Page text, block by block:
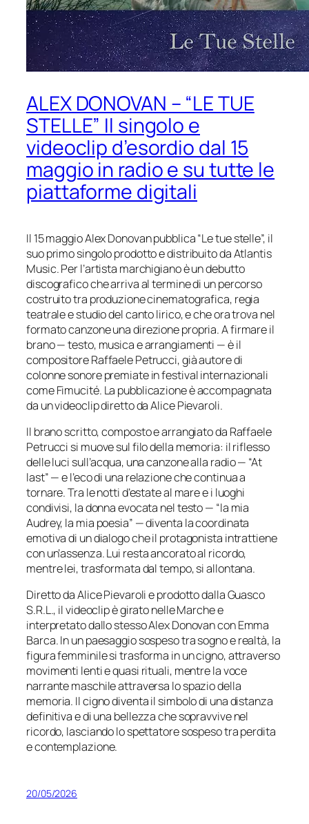
ALEX DONOVAN – “LE TUE
STELLE” Il singolo e
videoclip d’esordio dal 15
maggio in radio e su tutte le
piattaforme digitali
Il 15 maggio Alex Donovan pubblica “Le tue stelle”, il
suo primo singolo prodotto e distribuito da Atlantis
Music. Per l’artista marchigiano è un debutto
discografico che arriva al termine di un percorso
costruito tra produzione cinematografica, regia
teatrale e studio del canto lirico, e che ora trova nel
formato canzone una direzione propria. A firmare il
brano — testo, musica e arrangiamenti — è il
compositore Raffaele Petrucci, già autore di
colonne sonore premiate in festival internazionali
come Fimucité. La pubblicazione è accompagnata
da un videoclip diretto da Alice Pievaroli.
Il brano scritto, composto e arrangiato da Raffaele
Petrucci si muove sul filo della memoria: il riflesso
delle luci sull’acqua, una canzone alla radio — “At
last” — e l’eco di una relazione che continua a
tornare. Tra le notti d’estate al mare e i luoghi
condivisi, la donna evocata nel testo — “la mia
Audrey, la mia poesia” — diventa la coordinata
emotiva di un dialogo che il protagonista intrattiene
con un’assenza. Lui resta ancorato al ricordo,
mentre lei, trasformata dal tempo, si allontana.
Diretto da Alice Pievaroli e prodotto dalla Guasco
S.R.L., il videoclip è girato nelle Marche e
interpretato dallo stesso Alex Donovan con Emma
Barca. In un paesaggio sospeso tra sogno e realtà, la
figura femminile si trasforma in un cigno, attraverso
movimenti lenti e quasi rituali, mentre la voce
narrante maschile attraversa lo spazio della
memoria. Il cigno diventa il simbolo di una distanza
definitiva e di una bellezza che sopravvive nel
ricordo, lasciando lo spettatore sospeso tra perdita
e contemplazione.
20/05/2026